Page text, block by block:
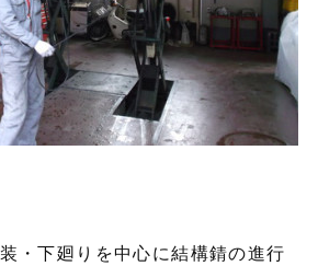
・下廻りを中心に結構錆の進行